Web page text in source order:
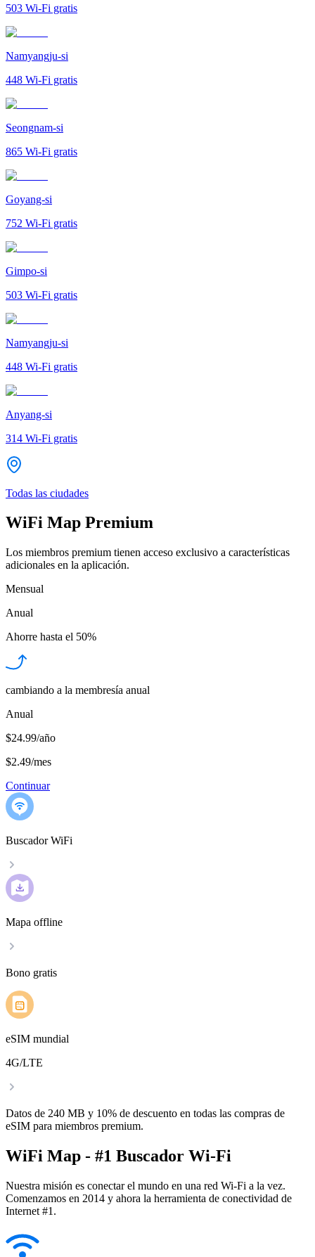
503 Wi-Fi gratis
Namyangju-si
448 Wi-Fi gratis
Seongnam-si
865 Wi-Fi gratis
Goyang-si
752 Wi-Fi gratis
Gimpo-si
503 Wi-Fi gratis
Namyangju-si
448 Wi-Fi gratis
Anyang-si
314 Wi-Fi gratis
Todas las ciudades
WiFi Map Premium
Los miembros premium tienen acceso exclusivo a características
adicionales en la aplicación.
Mensual
Anual
Ahorre hasta el 50%
cambiando a la membresía anual
Anual
$24.99/año
$2.49/mes
Continuar
Buscador WiFi
Mapa offline
Bono gratis
eSIM mundial
4G/LTE
Datos de 240 MB y 10% de descuento en todas las compras de
eSIM para miembros premium.
WiFi Map - #1 Buscador Wi-Fi
Nuestra misión es conectar el mundo en una red Wi-Fi a la vez.
Comenzamos en 2014 y ahora la herramienta de conectividad de
Internet #1.